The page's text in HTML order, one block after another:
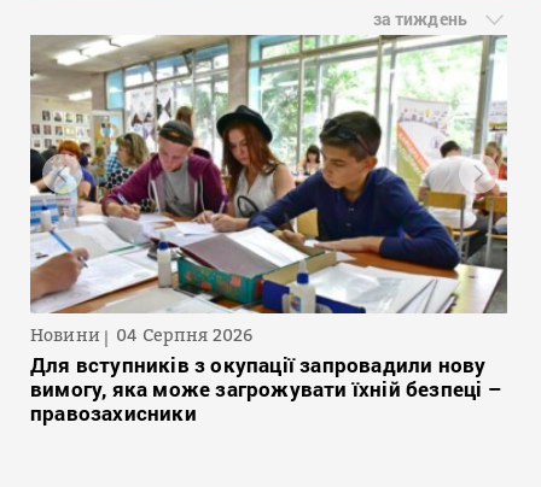
за тиждень
Новини 04 Серпня 2026
Для вступників з окупації запровадили нову
вимогу, яка може загрожувати їхній безпеці –
правозахисники